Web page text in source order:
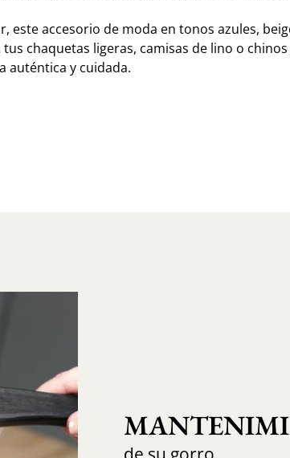
este accesorio de moda en tonos azules,
chaquetas ligeras, camisas de lino o
auténtica y cuidada.